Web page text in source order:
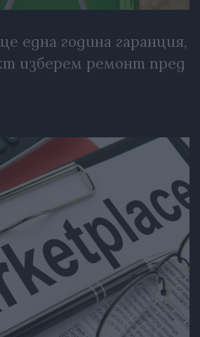
една година гаранция,
изберем ремонт пред